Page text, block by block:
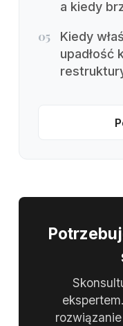
a kiedy
05
Kiedy
upadłość